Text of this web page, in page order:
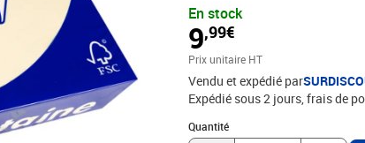
En stock
9,99€
Prix unitaire HT
Vendu et expédié par
Expédié sous 2 jours, frais de
Quantité
Quantité : 1